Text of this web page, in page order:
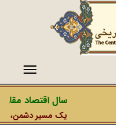
منو
سال اقتصاد
یک مسیر دشمن،